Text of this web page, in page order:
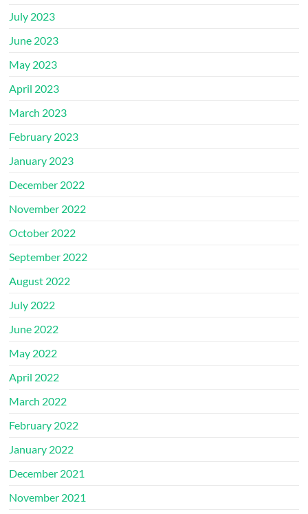
July 2023
June 2023
May 2023
April 2023
March 2023
February 2023
January 2023
December 2022
November 2022
October 2022
September 2022
August 2022
July 2022
June 2022
May 2022
April 2022
March 2022
February 2022
January 2022
December 2021
November 2021